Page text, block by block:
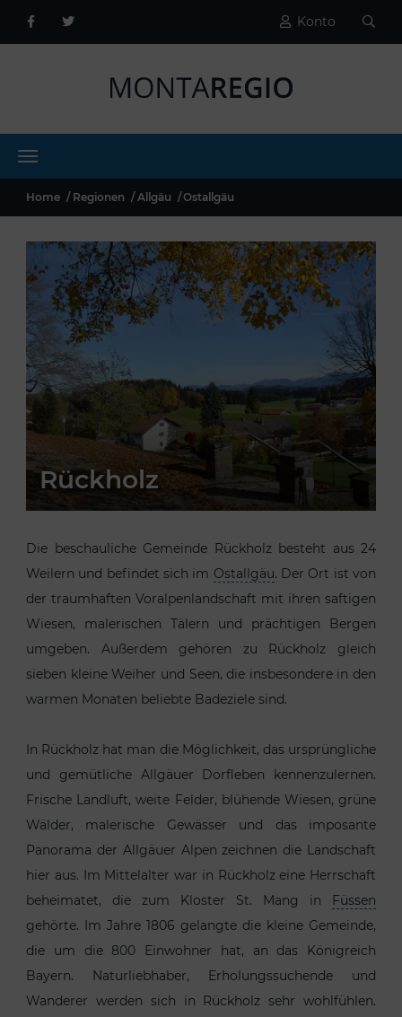
Konto
Home Regionen Allgäu Ostallgäu
Rückholz
Die beschauliche Gemeinde Rückholz besteht aus 24
Weilern und befindet sich im Ostallgäu. Der Ort ist von
der traumhaften Voralpenlandschaft mit ihren saftigen
Wiesen, malerischen Tälern und prächtigen Bergen
umgeben. Außerdem gehören zu Rückholz gleich
sieben kleine Weiher und Seen, die insbesondere in den
warmen Monaten beliebte Badeziele sind.
In Rückholz hat man die Möglichkeit, das ursprüngliche
und gemütliche Allgäuer Dorfleben kennenzulernen.
Frische Landluft, weite Felder, blühende Wiesen, grüne
Wälder, malerische Gewässer und das imposante
Panorama der Allgäuer Alpen zeichnen die Landschaft
hier aus. Im Mittelalter war in Rückholz eine Herrschaft
beheimatet, die zum Kloster St. Mang in Füssen
gehörte. Im Jahre 1806 gelangte die kleine Gemeinde,
die um die 800 Einwohner hat, an das Königreich
Bayern. Naturliebhaber, Erholungssuchende und
Wanderer werden sich in Rückholz sehr wohlfühlen.